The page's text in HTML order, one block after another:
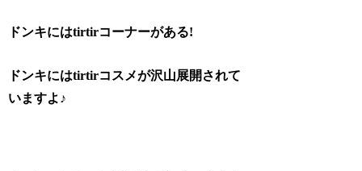
ドンキにはtirtirコーナーがある!
ドンキにはtirtirコスメが沢山展開されて
いますよ♪